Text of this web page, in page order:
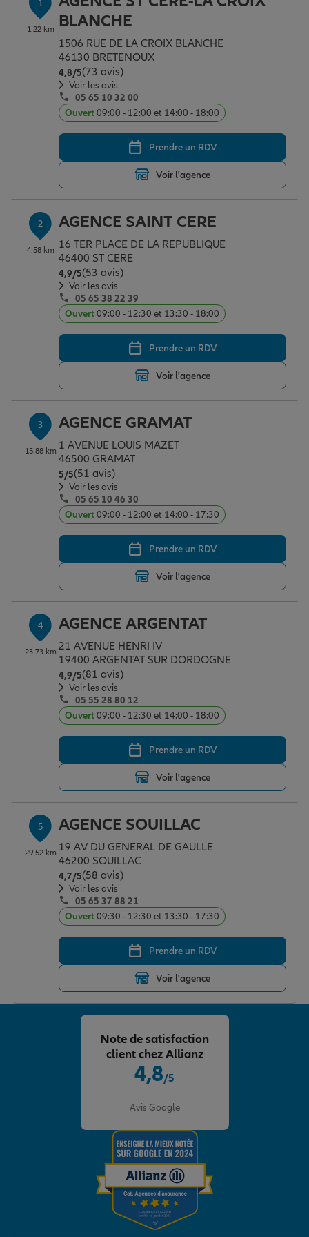
Assurance emprunteur
Prévoyance et dépendance
Assurance animal de compagnie
Protection de la famille
Protection juridique
Épargne & retraite
Plan épargne retraite
Assurance vie
Placements financiers
Transmission
Vos projets
Partir en vacances
Déménager
Départ à la retraite
Préparer l’avenir
Conseil assurance
Outre-mer
Assurance habitation
Le Pack Famille
Garantie des accidents de la vie
Assurance scolaire
Protection juridique
Retraite
Tous nos devis d'assurance
Allianz en France
1
1.22 km
BLANCHE
1506 RUE DE LA CROIX BLANCHE
46130 BRETENOUX
4,8/5Note de 4.8 sur 5
(73 avis)
Voir les avis
05 65 10 32 00
Ouvert09:00 - 12:00 et 14:00 - 18:00
Prendre un RDV
Voir l'agence
2
4.58 km
AGENCE SAINT CERE
16 TER PLACE DE LA REPUBLIQUE
46400 ST CERE
4,9/5Note de 4.9 sur 5
(53 avis)
Voir les avis
05 65 38 22 39
Ouvert09:00 - 12:30 et 13:30 - 18:00
Prendre un RDV
Voir l'agence
3
15.88 km
AGENCE GRAMAT
1 AVENUE LOUIS MAZET
46500 GRAMAT
5/5Note de 5 sur 5
(51 avis)
Voir les avis
05 65 10 46 30
Ouvert09:00 - 12:00 et 14:00 - 17:30
Prendre un RDV
Voir l'agence
4
23.73 km
AGENCE ARGENTAT
21 AVENUE HENRI IV
19400 ARGENTAT SUR DORDOGNE
4,9/5Note de 4.9 sur 5
(81 avis)
Voir les avis
05 55 28 80 12
Ouvert09:00 - 12:30 et 14:00 - 18:00
Prendre un RDV
Voir l'agence
5
29.52 km
AGENCE SOUILLAC
19 AV DU GENERAL DE GAULLE
46200 SOUILLAC
4,7/5Note de 4.7 sur 5
(58 avis)
Voir les avis
05 65 37 88 21
Ouvert09:30 - 12:30 et 13:30 - 17:30
Prendre un RDV
Voir l'agence
4,8/5
Avis Google
Note de satisfaction
client chez Allianz